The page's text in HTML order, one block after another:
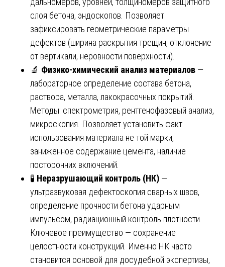
слоя бетона, эндоскопов. Позволяет
зафиксировать геометрические параметры
дефектов (ширина раскрытия трещин, отклонение
от вертикали, неровности поверхности).
🔬 Физико-химический анализ материалов —
лабораторное определение состава бетона,
раствора, металла, лакокрасочных покрытий.
Методы: спектрометрия, рентгенофазовый анализ,
микроскопия. Позволяет установить факт
использования материала не той марки,
заниженное содержание цемента, наличие
посторонних включений.
🧪 Неразрушающий контроль (НК) —
ультразвуковая дефектоскопия сварных швов,
определение прочности бетона ударным
импульсом, радиационный контроль плотности.
Ключевое преимущество — сохранение
целостности конструкций. Именно НК часто
становится основой для досудебной экспертизы,